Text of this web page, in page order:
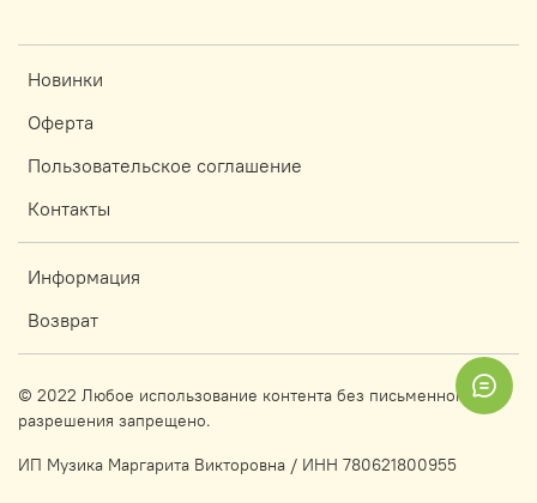
Новинки
Оферта
Пользовательское соглашение
Контакты
Информация
Возврат
© 2022 Любое использование контента без письменного
разрешения запрещено.
ИП Музика Маргарита Викторовна / ИНН 780621800955